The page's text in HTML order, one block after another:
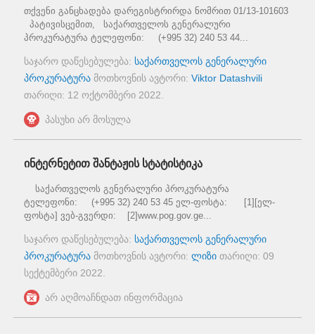
თქვენი განცხადება დარეგისტრირდა ნომრით 01/13-101603
პატივისცემით, საქართველოს გენერალური
პროკურატურა ტელეფონი: (+995 32) 240 53 44...
საჯარო დაწესებულება: საქართველოს გენერალური
პროკურატურა მოთხოვნის ავტორი: Viktor Datashvili
თარიღი: 12 ოქტომბერი 2022
პასუხი არ მოსულა
ინტერნეტით შანტაჟის სტატისტიკა
საქართველოს გენერალური პროკურატურა
ტელეფონი: (+995 32) 240 53 45 ელ-ფოსტა: [1][ელ-
ფოსტა] ვებ-გვერდი: [2]www.pog.gov.ge...
საჯარო დაწესებულება: საქართველოს გენერალური
პროკურატურა მოთხოვნის ავტორი: ლიზი თარიღი: 09
სექტემბერი 2022
არ აღმოაჩნდათ ინფორმაცია